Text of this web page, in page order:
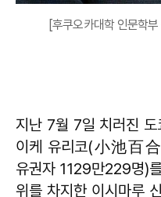
[후쿠오카대학 인문학
지난 7월 7일 치러진
이케 유리코(小池百
유권자 1129만229명)
위를 차지한 이시마